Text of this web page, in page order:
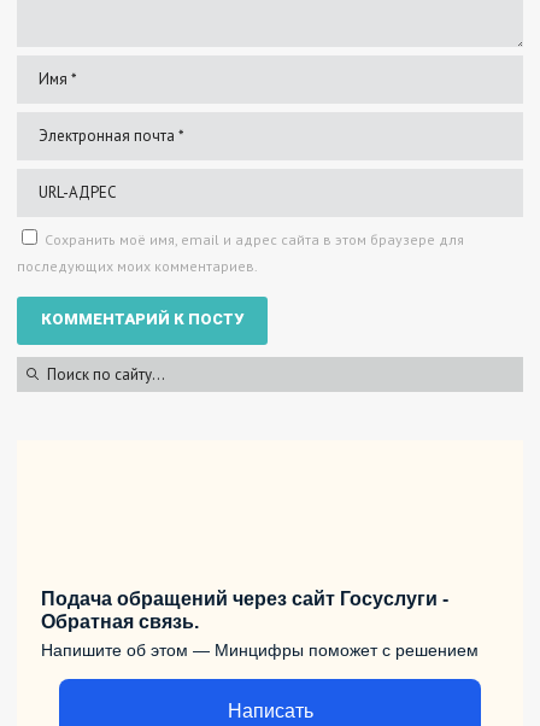
Сохранить моё имя, email и адрес сайта в этом браузере для
последующих моих комментариев.
Подача обращений через сайт Госуслуги -
Обратная связь.
Напишите об этом — Минцифры поможет с решением
Написать